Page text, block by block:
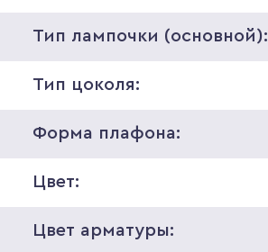
Тип лампочки (основной):
Тип цоколя:
Форма плафона:
Цвет:
Цвет арматуры: